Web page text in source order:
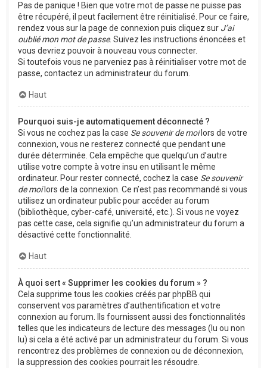
Pas de panique ! Bien que votre mot de passe ne puisse pas
être récupéré, il peut facilement être réinitialisé. Pour ce faire,
rendez vous sur la page de connexion puis cliquez sur J’ai
oublié mon mot de passe. Suivez les instructions énoncées et
vous devriez pouvoir à nouveau vous connecter.
Si toutefois vous ne parveniez pas à réinitialiser votre mot de
passe, contactez un administrateur du forum.
Haut
Pourquoi suis-je automatiquement déconnecté ?
Si vous ne cochez pas la case Se souvenir de moilors de votre
connexion, vous ne resterez connecté que pendant une
durée déterminée. Cela empêche que quelqu’un d’autre
utilise votre compte à votre insu en utilisant le même
ordinateur. Pour rester connecté, cochez la case Se souvenir
de moilors de la connexion. Ce n’est pas recommandé si vous
utilisez un ordinateur public pour accéder au forum
(bibliothèque, cyber-café, université, etc.). Si vous ne voyez
pas cette case, cela signifie qu’un administrateur du forum a
désactivé cette fonctionnalité.
Haut
À quoi sert « Supprimer les cookies du forum » ?
Cela supprime tous les cookies créés par phpBB qui
conservent vos paramètres d’authentification et votre
connexion au forum. Ils fournissent aussi des fonctionnalités
telles que les indicateurs de lecture des messages (lu ou non
lu) si cela a été activé par un administrateur du forum. Si vous
rencontrez des problèmes de connexion ou de déconnexion,
la suppression des cookies pourrait les résoudre.